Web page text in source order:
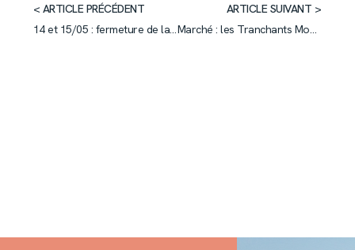
< ARTICLE PRÉCÉDENT
14 et 15/05 : fermeture de la mairie
ARTICLE SUIVANT >
Marché : les Tranchants Montagnards